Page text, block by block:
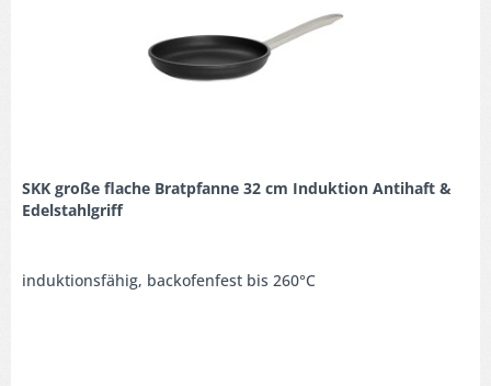
SKK große flache Bratpfanne 32 cm Induktion Antihaft &
Edelstahlgriff
induktionsfähig, backofenfest bis 260°C